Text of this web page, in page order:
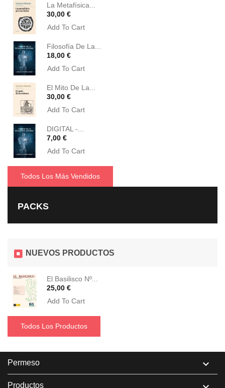
La Metafísica...
Precio
30,00 €
Add To Cart
Filosofía De La...
Precio
18,00 €
Add To Cart
El Mito De La...
Precio
30,00 €
Add To Cart
DIGITAL -...
Precio
7,00 €
Add To Cart
Todos Los Más Vendidos
PACKS
NUEVOS PRODUCTOS
El Basilisco Nº...
Precio
25,00 €
Add To Cart
Todos Los Productos
Permeso 
Productos